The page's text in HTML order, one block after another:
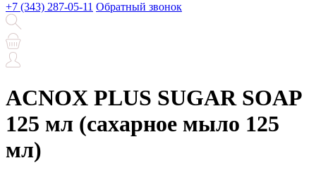
+7 (343) 287-05-11 Обратный звонок
ACNOX PLUS SUGAR SOAP
125 мл (cахарное мыло 125
мл)